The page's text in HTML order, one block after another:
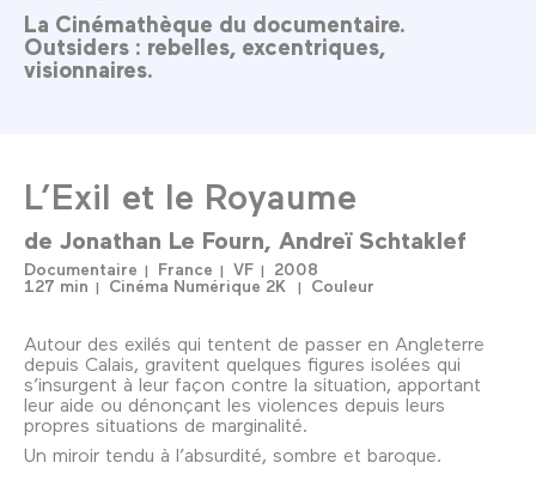
La Cinémathèque du documentaire.
Outsiders : rebelles, excentriques,
visionnaires.
L’Exil et le Royaume
de Jonathan Le Fourn Andreï Schtaklef
Documentaire France VF
2008
127 min
Cinéma Numérique 2K Couleur
Autour des exilés qui tentent de passer en Angleterre
depuis Calais, gravitent quelques figures isolées qui
s’insurgent à leur façon contre la situation, apportant
leur aide ou dénonçant les violences depuis leurs
propres situations de marginalité.
Un miroir tendu à l’absurdité, sombre et baroque.